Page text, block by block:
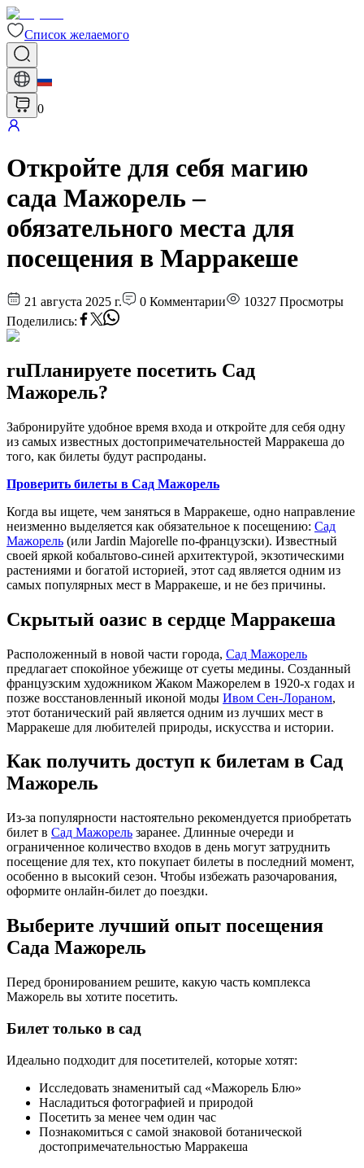
Список желаемого
0
Откройте для себя магию
сада Мажорель –
обязательного места для
посещения в Марракеше
21 августа 2025 г. 0 Комментарии 10327 Просмотры
Поделились:
ruПланируете посетить Сад
Мажорель?
Забронируйте удобное время входа и откройте для себя одну
из самых известных достопримечательностей Марракеша до
того, как билеты будут распроданы.
Проверить билеты в Сад Мажорель
Когда вы ищете, чем заняться в Марракеше, одно направление
неизменно выделяется как обязательное к посещению: Сад
Мажорель (или Jardin Majorelle по-французски). Известный
своей яркой кобальтово-синей архитектурой, экзотическими
растениями и богатой историей, этот сад является одним из
самых популярных мест в Марракеше, и не без причины.
Скрытый оазис в сердце Марракеша
Расположенный в новой части города, Сад Мажорель
предлагает спокойное убежище от суеты медины. Созданный
французским художником Жаком Мажорелем в 1920-х годах и
позже восстановленный иконой моды Ивом Сен-Лораном,
этот ботанический рай является одним из лучших мест в
Марракеше для любителей природы, искусства и истории.
Как получить доступ к билетам в Сад
Мажорель
Из-за популярности настоятельно рекомендуется приобретать
билет в Сад Мажорель заранее. Длинные очереди и
ограниченное количество входов в день могут затруднить
посещение для тех, кто покупает билеты в последний момент,
особенно в высокий сезон. Чтобы избежать разочарования,
оформите онлайн-билет до поездки.
Выберите лучший опыт посещения
Сада Мажорель
Перед бронированием решите, какую часть комплекса
Мажорель вы хотите посетить.
Билет только в сад
Идеально подходит для посетителей, которые хотят:
Исследовать знаменитый сад «Мажорель Блю»
Насладиться фотографией и природой
Посетить за менее чем один час
Познакомиться с самой знаковой ботанической
достопримечательностью Марракеша